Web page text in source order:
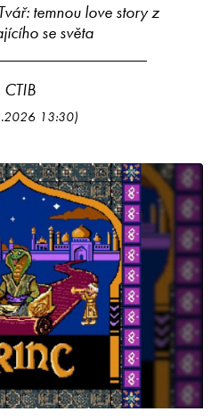
temnou love story z
se světa
CTIB
13:30)